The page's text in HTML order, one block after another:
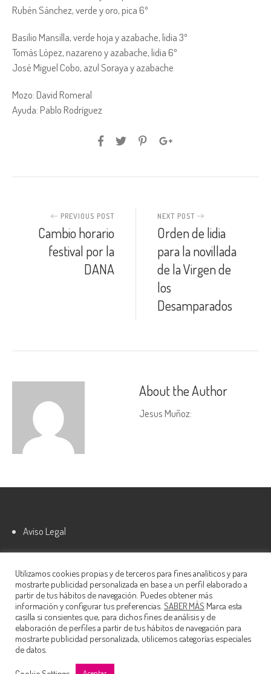
Rubén Sánchez, verde y oro, pica 6º
Basilio Mansilla, verde hoja y azabache, lidia 3º
Tomás López, nazareno y azabache, lidia 6º
José Miguel Cobo, azul Soraya y azabache
Mozo: David Romeral
Ayuda: Pablo Rodríguez
PREVIOUS POST
Cambio horario
festival por la
DANA
NEXT POST
Orden de lidia
para la novillada
de la Virgen de
los
Desamparados
About the Author
Jesus Muñoz:
Aviso Legal
Utilizamos cookies propias y de terceros para fines analíticos y para
mostrarte publicidad personalizada en base a un perfil elaborado a
partir de tus hábitos de navegación. Puedes obtener más
información y configurar tus preferencias. SABER MÁS Marca esta
casilla si consientes que, para dichos fines de análisis y de
elaboración de perfiles a partir de tus hábitos de navegación para
mostrarte publicidad personalizada, utilicemos categorías especiales
de datos.